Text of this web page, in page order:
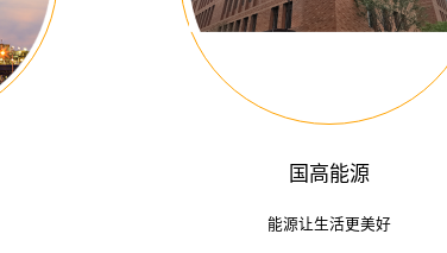
国高能源
能源让生活更美好